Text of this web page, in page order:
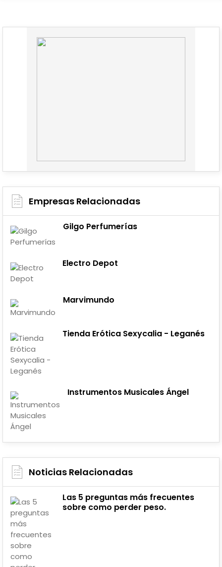
Empresas Relacionadas
Gilgo Perfumerías
Electro Depot
Marvimundo
Tienda Erótica Sexycalia - Leganés
Instrumentos Musicales Ángel
Noticias Relacionadas
Las 5 preguntas más frecuentes
sobre como perder peso.